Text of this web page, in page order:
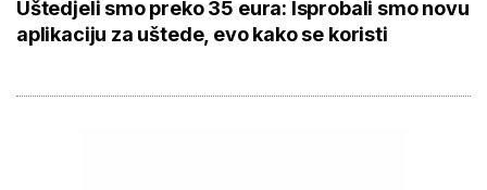
Uštedjeli smo preko 35 eura: Isprobali smo novu
aplikaciju za uštede, evo kako se koristi